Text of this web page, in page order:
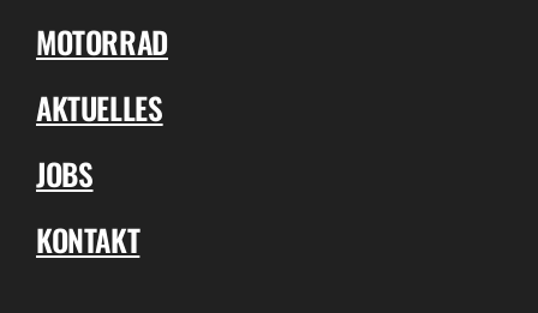
MOTORRAD
AKTUELLES
JOBS
KONTAKT